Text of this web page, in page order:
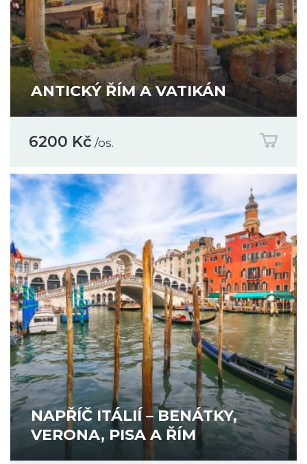
ANTICKÝ ŘÍM A VATIKÁN
6200 Kč /os.
NAPŘÍČ ITÁLIÍ – BENÁTKY,
VERONA, PISA A ŘÍM